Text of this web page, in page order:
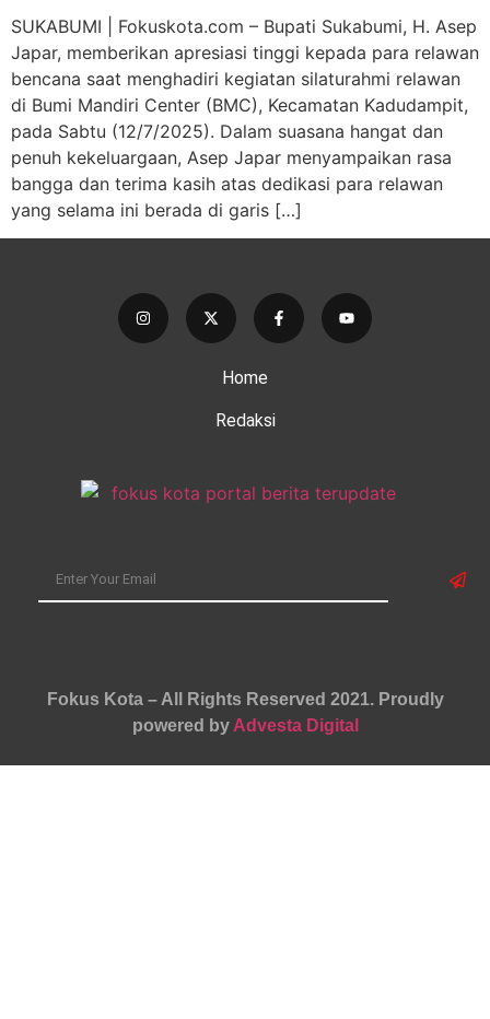
SUKABUMI | Fokuskota.com – Bupati Sukabumi, H. Asep
Japar, memberikan apresiasi tinggi kepada para relawan
bencana saat menghadiri kegiatan silaturahmi relawan
di Bumi Mandiri Center (BMC), Kecamatan Kadudampit,
pada Sabtu (12/7/2025). Dalam suasana hangat dan
penuh kekeluargaan, Asep Japar menyampaikan rasa
bangga dan terima kasih atas dedikasi para relawan
yang selama ini berada di garis […]
Home
Redaksi
Fokus Kota – All Rights Reserved 2021. Proudly
powered by Advesta Digital